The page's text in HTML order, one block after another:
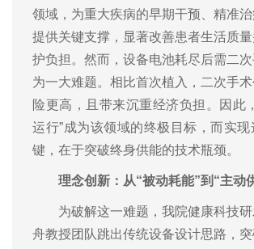
领域，为重大疾病的早期干预、精准
提供关键支撑，显著改善患者生活质
护负担。然而，设备电池耗尽后需二
为一大难题。相比首次植入，二次手
险更高，且带来沉重经济负担。因此
运行”成为该领域的终极目标，而实
键，在于突破终身供能的技术瓶颈。
理念创新：从“被动耗能”到“主动
为破解这一难题，我院健康科技
舟教授团队跳出传统设备设计思路，